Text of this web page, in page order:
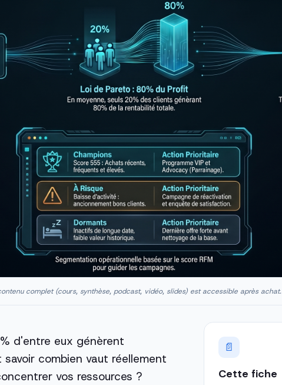
complet (cours, synthèse, podcast, vidéo, slides) est accessible après achat.
d'entre eux génèrent
combien vaut réellement
vos ressources ?
📄
Cette fiche